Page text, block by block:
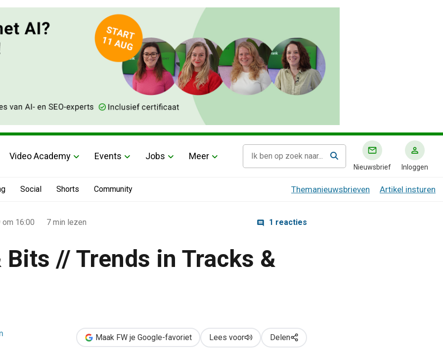
Video Academy Events Jobs Meer
Nieuwsbrief Inloggen
Social Shorts Community Themanieuwsbrieven Artikel insturen
om 16:00 7 min lezen 1 reacties
Bits // Trends in Tracks &
Maak FW je Google-favoriet Lees voor Delen